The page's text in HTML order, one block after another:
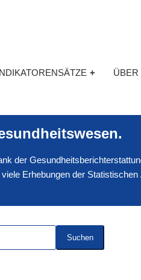
+ ÜBER
der
Erhebungen der
Suchen